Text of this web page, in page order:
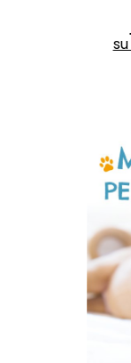
su